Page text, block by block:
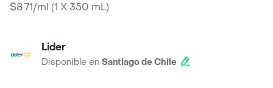
$8.71/ml (1 X 350 mL)
Lider
Disponible en Santiago de Chile